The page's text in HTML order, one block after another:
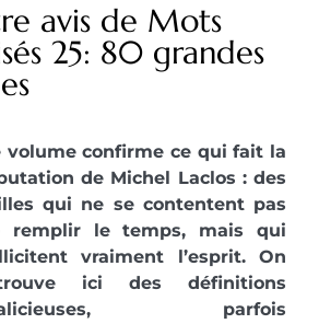
avis de Mots
25: 80 grandes
volume confirme ce qui fait la
de Michel Laclos : des
qui ne se contentent pas
remplir le temps, mais qui
vraiment l’esprit. On
ici des définitions
parfois